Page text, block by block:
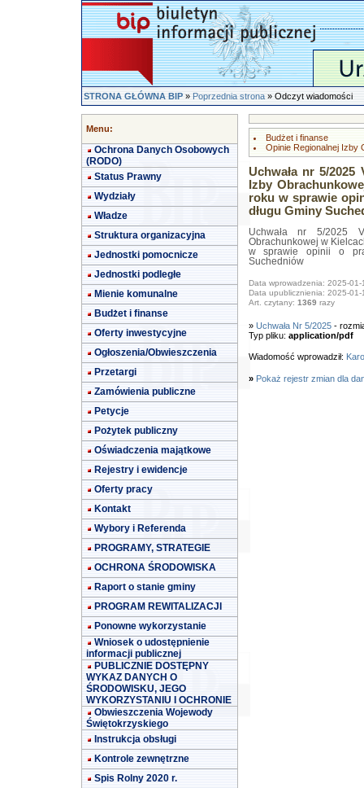
STRONA GŁÓWNA BIP»Poprzednia strona» Odczyt wiadomości
Menu:
Ochrona Danych Osobowych
(RODO)
Status Prawny
Wydziały
Władze
Struktura organizacyjna
Jednostki pomocnicze
Jednostki podległe
Mienie komunalne
Budżet i finanse
Oferty inwestycyjne
Ogłoszenia/Obwieszczenia
Przetargi
Zamówienia publiczne
Petycje
Pożytek publiczny
Oświadczenia majątkowe
Rejestry i ewidencje
Oferty pracy
Kontakt
Wybory i Referenda
PROGRAMY, STRATEGIE
OCHRONA ŚRODOWISKA
Raport o stanie gminy
PROGRAM REWITALIZACJI
Ponowne wykorzystanie
Wniosek o udostępnienie
informacji publicznej
PUBLICZNIE DOSTĘPNY
WYKAZ DANYCH O
ŚRODOWISKU, JEGO
WYKORZYSTANIU I OCHRONIE
Obwieszczenia Wojewody
Świętokrzyskiego
Instrukcja obsługi
Kontrole zewnętrzne
Spis Rolny 2020 r.
Budżet i finanse
Opinie Regionalnej Izby
Uchwała nr 5/2025
Izby
roku w sprawie
długu Gminy
Uchwała nr 5/2025
Obrachunkowej w
w sprawie opinii o
Suchedniów
Data wprowadzenia: 2025-01-
Data upublicznienia: 2025-01-
Art. czytany: 1369 razy
» Uchwała Nr 5/2025-
Typ pliku: application/pdf
Wiadomość wprowadził:
» Pokaż rejestr zmian dla